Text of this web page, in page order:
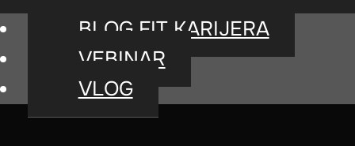
BLOG FIT KARIJERA
VEBINAR
VLOG